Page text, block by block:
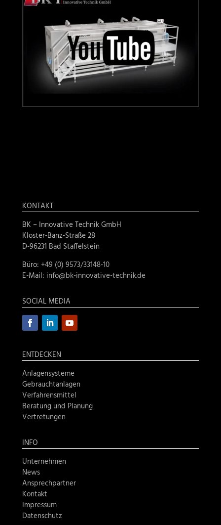
KONTAKT
BK – Innovative Technik GmbH
Kloster-Banz-Straße 28
D-96231 Bad Staffelstein
Büro: +49 (0) 9573/33148-10
E-Mail: info@bk-innovative-technik.de
SOCIAL MEDIA
ENTDECKEN
Anlagensysteme
Gebrauchtanlagen
Verfahrensmittel
Beratung und Planung
Vertretungen
INFO
Unternehmen
News
Ansprechpartner
Kontakt
Impressum
Datenschutz